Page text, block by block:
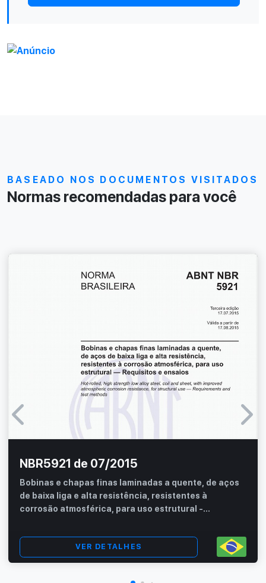
BASEADO NOS DOCUMENTOS VISITADOS
Normas recomendadas para você
NBR5921 de 07/2015
Bobinas e chapas finas laminadas a quente, de aços
de baixa liga e alta resistência, resistentes à
corrosão atmosférica, para uso estrutural -
VER DETALHES